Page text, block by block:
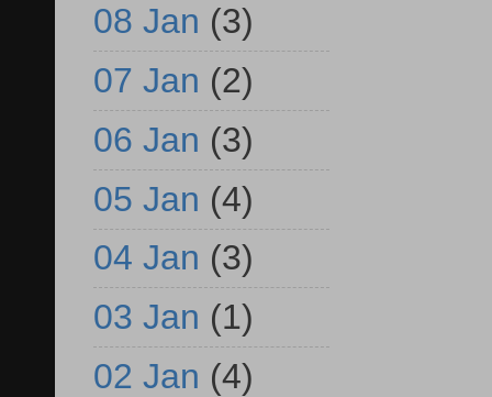
08 Jan (3)
07 Jan (2)
06 Jan (3)
05 Jan (4)
04 Jan (3)
03 Jan (1)
02 Jan (4)